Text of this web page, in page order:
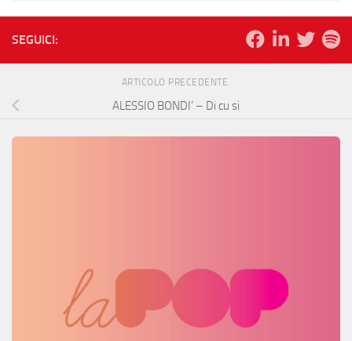
SEGUICI:
ARTICOLO PRECEDENTE
ALESSIO BONDI’ – Di cu si